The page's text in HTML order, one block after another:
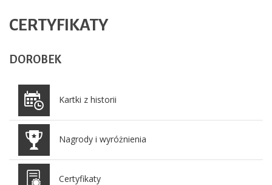
CERTYFIKATY
DOROBEK
Kartki z historii
Nagrody i wyróżnienia
Certyfikaty